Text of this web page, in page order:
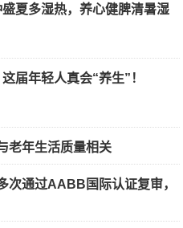
夏多湿热，养心健脾清暑湿
届年轻人真会“养生”！
老年生活质量相关
次通过AABB国际认证复审，